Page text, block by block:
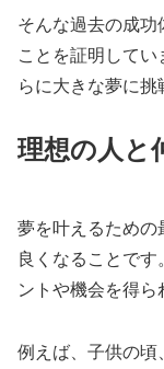
そんな過去の成功
ことを証明して
らに大きな夢に挑
理想の人と
夢を叶えるための
良くなることで
ントや機会を得ら
例えば、子供の頃